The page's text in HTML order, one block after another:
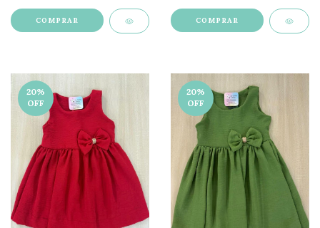
COMPRAR COMPRAR
20%
OFF
20%
OFF